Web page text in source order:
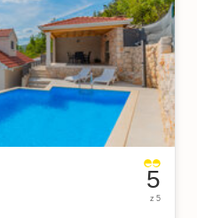
5
z 5